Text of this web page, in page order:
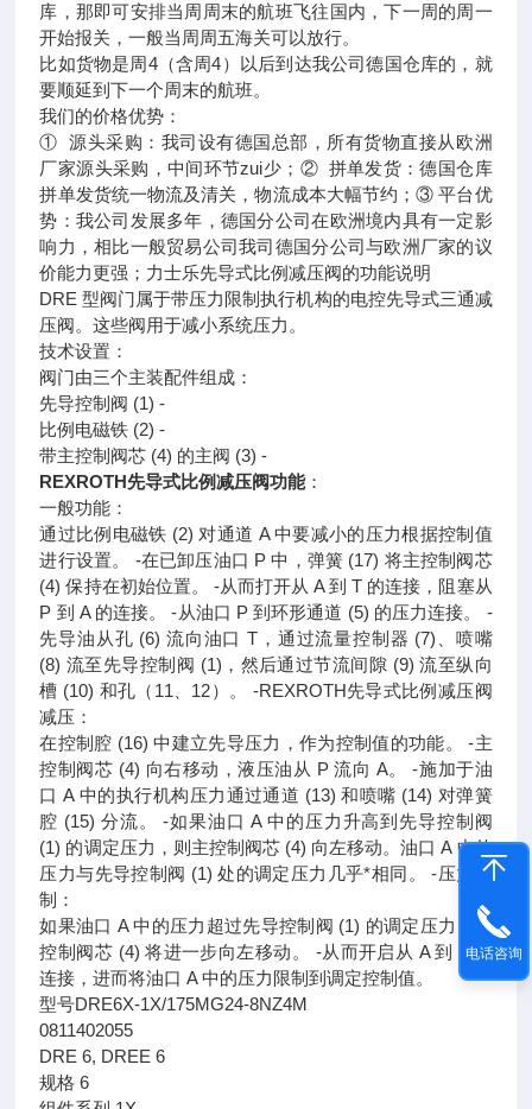
库，那即可安排当周周末的航班飞往国内，下一周的周一
开始报关，一般当周周五海关可以放行。
比如货物是周4（含周4）以后到达我公司德国仓库的，就
要顺延到下一个周末的航班。
我们的价格优势：
① 源头采购：我司设有德国总部，所有货物直接从欧洲
厂家源头采购，中间环节zui少；② 拼单发货：德国仓库
拼单发货统一物流及清关，物流成本大幅节约；③ 平台优
势：我公司发展多年，德国分公司在欧洲境内具有一定影
响力，相比一般贸易公司我司德国分公司与欧洲厂家的议
价能力更强；力士乐先导式比例减压阀的功能说明
DRE 型阀门属于带压力限制执行机构的电控先导式三通减
压阀。这些阀用于减小系统压力。
技术设置：
阀门由三个主装配件组成：
先导控制阀 (1) ‐
比例电磁铁 (2) ‐
带主控制阀芯 (4) 的主阀 (3) ‐
REXROTH先导式比例减压阀功能：
一般功能：
通过比例电磁铁 (2) 对通道 A 中要减小的压力根据控制值
进行设置。 ‐在已卸压油口 P 中，弹簧 (17) 将主控制阀芯
(4) 保持在初始位置。 ‐从而打开从 A 到 T 的连接，阻塞从
P 到 A 的连接。 ‐从油口 P 到环形通道 (5) 的压力连接。 ‐
先导油从孔 (6) 流向油口 T，通过流量控制器 (7)、喷嘴
(8) 流至先导控制阀 (1)，然后通过节流间隙 (9) 流至纵向
槽 (10) 和孔（11、12）。 ‐REXROTH先导式比例减压阀
减压：
在控制腔 (16) 中建立先导压力，作为控制值的功能。 ‐主
控制阀芯 (4) 向右移动，液压油从 P 流向 A。 ‐施加于油
口 A 中的执行机构压力通过通道 (13) 和喷嘴 (14) 对弹簧
腔 (15) 分流。 ‐如果油口 A 中的压力升高到先导控制阀
(1) 的调定压力，则主控制阀芯 (4) 向左移动。油口 A 中的
压力与先导控制阀 (1) 处的调定压力几乎*相同。 ‐压力限
制：
如果油口 A 中的压力超过先导控制阀 (1) 的调定压力，主
控制阀芯 (4) 将进一步向左移动。 ‐从而开启从 A 到 T 的
连接，进而将油口 A 中的压力限制到调定控制值。
型号DRE6X-1X/175MG24-8NZ4M
0811402055
DRE 6, DREE 6
规格 6
电话咨询